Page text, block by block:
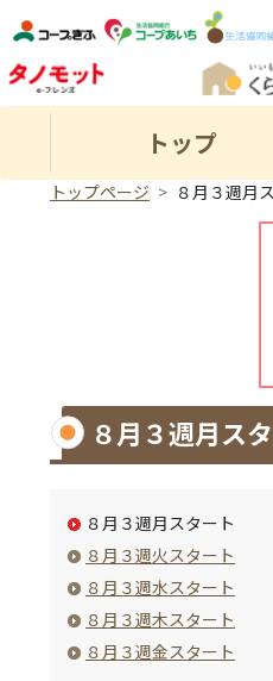
トップ
トップページ ８月３週月
８月３週月ス
８月３週月スタート
８月３週火スタート
８月３週水スタート
８月３週木スタート
８月３週金スタート